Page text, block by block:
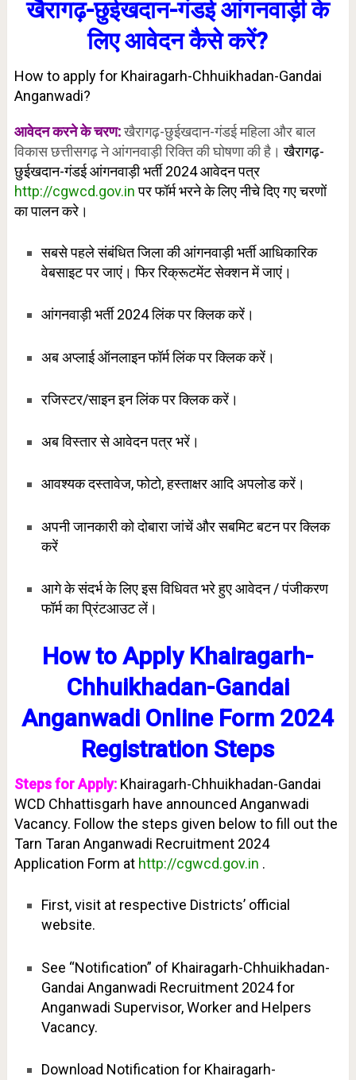
खैरागढ़-छुईखदान-गंडई आंगनवाड़ी के
लिए आवेदन कैसे करें?
How to apply for Khairagarh-Chhuikhadan-Gandai
Anganwadi?
आवेदन करने के चरण:खैरागढ़-छुईखदान-गंडई महिला और बाल
विकास छत्तीसगढ़ ने आंगनवाड़ी रिक्ति की घोषणा की है।खैरागढ़-
छुईखदान-गंडई आंगनवाड़ी भर्ती 2024 आवेदन पत्र
http://cgwcd.gov.inपर फॉर्म भरने के लिए नीचे दिए गए चरणों
का पालन करे।
सबसे पहले संबंधित जिला की आंगनवाड़ी भर्ती आधिकारिक
वेबसाइट पर जाएं। फिर रिक्रूटमेंट सेक्शन में जाएं।
आंगनवाड़ी भर्ती 2024 लिंक पर क्लिक करें।
अब अप्लाई ऑनलाइन फॉर्म लिंक पर क्लिक करें।
रजिस्टर/साइन इन लिंक पर क्लिक करें।
अब विस्तार से आवेदन पत्र भरें।
आवश्यक दस्तावेज, फोटो, हस्ताक्षर आदि अपलोड करें।
अपनी जानकारी को दोबारा जांचें और सबमिट बटन पर क्लिक
करें
आगे के संदर्भ के लिए इस विधिवत भरे हुए आवेदन / पंजीकरण
फॉर्म का प्रिंटआउट लें।
How to Apply Khairagarh-
Chhuikhadan-Gandai
Anganwadi Online Form 2024
Registration Steps
Steps for Apply: Khairagarh-Chhuikhadan-Gandai
WCD Chhattisgarh have announced Anganwadi
Vacancy. Follow the steps given below to fill out the
Tarn Taran Anganwadi Recruitment 2024
Application Form at http://cgwcd.gov.in .
First, visit at respective Districts’ official
website.
See “Notification” of Khairagarh-Chhuikhadan-
Gandai Anganwadi Recruitment 2024 for
Anganwadi Supervisor, Worker and Helpers
Vacancy.
Download Notification for Khairagarh-